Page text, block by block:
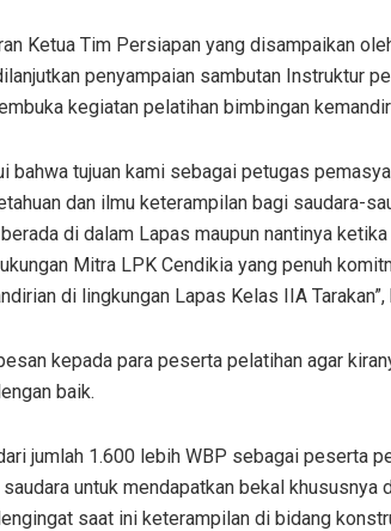
Ketua Tim Persiapan yang disampaikan
penyampaian sambutan Instruktur
kegiatan pelatihan bimbingan
bahwa tujuan kami sebagai petugas
dan ilmu keterampilan bagi saudara-
di dalam Lapas maupun nantinya
Mitra LPK Cendikia yang penuh
di lingkungan Lapas Kelas IIA Tarakan”,
kepada para peserta pelatihan agar
baik.
jumlah 1.600 lebih WBP sebagai peserta
untuk mendapatkan bekal
saat ini keterampilan di bidang